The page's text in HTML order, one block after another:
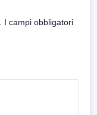
I campi obbligatori